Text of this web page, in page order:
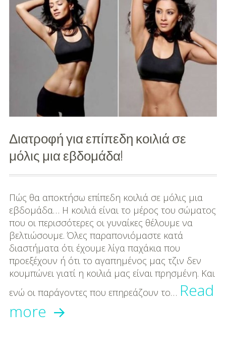
Διατροφή για επίπεδη κοιλιά σε
μόλις μια εβδομάδα!
Πώς θα αποκτήσω επίπεδη κοιλιά σε μόλις μια
εβδομάδα… Η κοιλιά είναι το μέρος του σώματος
που οι περισσότερες οι γυναίκες θέλουμε να
βελτιώσουμε. Όλες παραπονιόμαστε κατά
διαστήματα ότι έχουμε λίγα παχάκια που
προεξέχουν ή ότι το αγαπημένος μας τζιν δεν
κουμπώνει γιατί η κοιλιά μας είναι πρησμένη. Και
ενώ οι παράγοντες που επηρεάζουν το… Read
more Διατροφή